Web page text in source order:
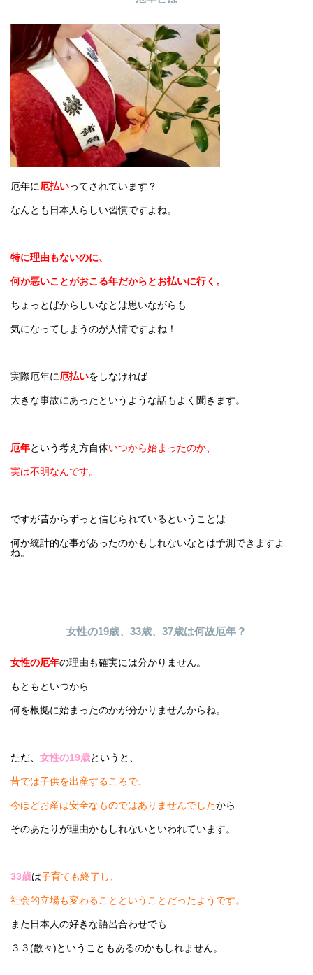
厄年に厄払いってされています？
なんとも日本人らしい習慣ですよね。
特に理由もないのに、
何か悪いことがおこる年だからとお払いに行く。
ちょっとばからしいなとは思いながらも
気になってしまうのが人情ですよね！
実際厄年に厄払いをしなければ
大きな事故にあったというような話もよく聞きます。
厄年という考え方自体いつから始まったのか、
実は不明なんです。
ですが昔からずっと信じられているということは
何か統計的な事があったのかもしれないなとは予測できますよ
ね。
女性の19歳、33歳、37歳は何故厄年？
女性の厄年の理由も確実には分かりません。
もともといつから
何を根拠に始まったのかが分かりませんからね。
ただ、 女性の19歳というと、
昔では子供を出産するころで、
今ほどお産は安全なものではありませんでしたから
そのあたりが理由かもしれないといわれています。
33歳は子育ても終了し、
社会的立場も変わることということだったようです。
また日本人の好きな語呂合わせでも
３３(散々)ということもあるのかもしれません。